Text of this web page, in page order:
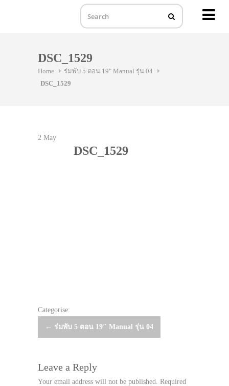
DSC_1529
Home
ร่มพับ 5 ตอน 19" Manual รุ่น 04
DSC_1529
2 May
DSC_1529
Categorise:
Post
← ร่มพับ 5 ตอน 19″ Manual รุ่น 04
Leave a Reply
Your email address will not be published. Required